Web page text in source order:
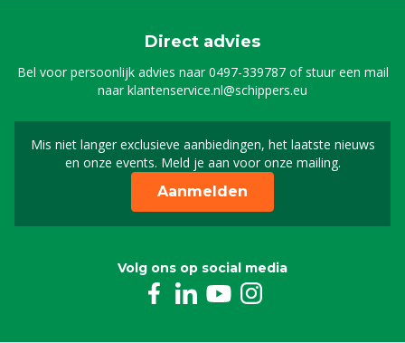
Direct advies
Bel voor persoonlijk advies naar0497-339787of stuur een mail
naarklantenservice.nl@schippers.eu
Mis niet langer exclusieve aanbiedingen, het laatste nieuws
en onze events. Meld je aan voor onze mailing.
Schrijf je in voor onze
Aanmelden
Volg ons op social media